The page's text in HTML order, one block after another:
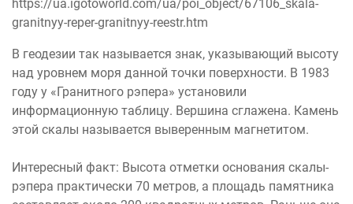
https://ua.igotoworld.com/ua/poi_object/67106_skala-
granitnyy-reper-granitnyy-reestr.htm
В геодезии так называется знак, указывающий высоту
над уровнем моря данной точки поверхности. В 1983
году у «Гранитного рэпера» установили
информационную таблицу. Вершина сглажена. Камень
этой скалы называется выверенным магнетитом.
Интересный факт: Высота отметки основания скалы-
рэпера практически 70 метров, а площадь памятника